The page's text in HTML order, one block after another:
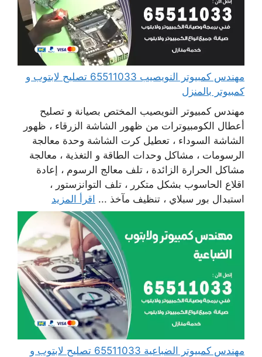
مهندس كمبيوتر النويصيب 65511033 تصليح لابتوب و
كمبيوتر بالمنزل
مهندس كمبيوتر النويصيب المختص بصيانة و تصليح
أعطال الكومبيوترات من ظهور الشاشة الزرقاء ، ظهور
الشاشة السوداء ، تعطيل كرت الشاشة وحدة معالجة
الرسومات ، مشاكل وحدات الطاقة و التغذية ، معالجة
مشاكل الحرارة الزائدة ، تلف معالج الرسوم ، إعادة
اقلاع الحاسوب بشكل متكرر ، تلف التوانزستور ،
استبدال بور سبلاي ، تنظيف مآخذ ... اقرأ المزيد
مهندس كمبيوتر الضباعية 65511033 تصليح لابتوب و